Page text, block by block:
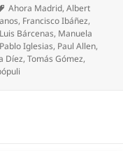
Etiquetas
Ahora Madrid,Albert
, Francisco Ibáñez,
Luis Bárcenas, Manuela
Pablo Iglesias, Paul Allen,
Díez,Tomás Gómez,